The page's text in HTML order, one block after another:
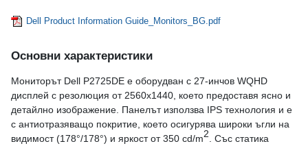
Dell Product Information Guide_Monitors_BG.pdf
Основни характеристики
Мониторът Dell P2725DE е оборудван с 27-инчов WQHD
дисплей с резолюция от 2560x1440, което предоставя ясно и
детайлно изображение. Панелът използва IPS технология и е
с антиотразяващо покритие, което осигурява широки ъгли на
видимост (178°/178°) и яркост от 350 cd/m2 . Със статика